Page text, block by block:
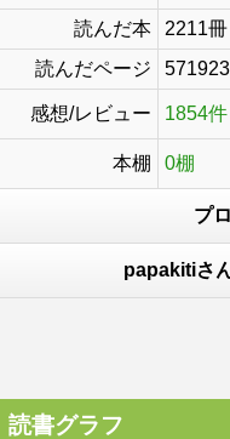
読んだ本
2211
読んだページ
感想/レビュー 1854件
本棚 0棚
プ
papakitiさ
読書グラフ